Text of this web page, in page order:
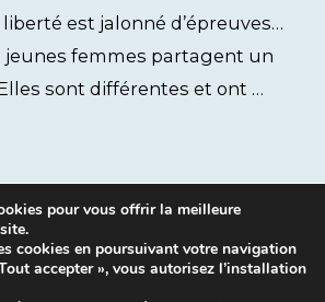
est jalonné d’épreuves…
jeunes femmes partagent un
sont différentes et ont …
pour vous offrir la meilleure
cookies en poursuivant votre navigation
accepter », vous autorisez l’installation